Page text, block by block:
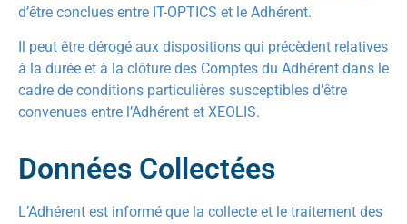
d’être conclues entre IT-OPTICS et le Adhérent.
Il peut être dérogé aux dispositions qui précèdent relatives
à la durée et à la clôture des Comptes du Adhérent dans le
cadre de conditions particulières susceptibles d’être
convenues entre l’Adhérent et XEOLIS.
Données Collectées
L’Adhérent est informé que la collecte et le traitement des